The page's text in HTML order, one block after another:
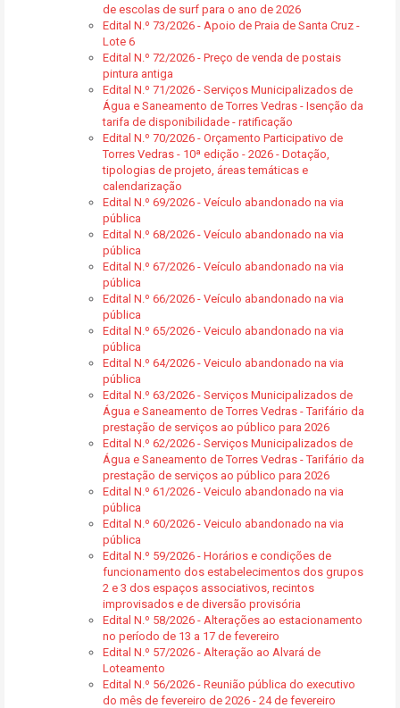
de escolas de surf para o ano de 2026
Edital N.º 73/2026 - Apoio de Praia de Santa Cruz -
Lote 6
Edital N.º 72/2026 - Preço de venda de postais
pintura antiga
Edital N.º 71/2026 - Serviços Municipalizados de
Água e Saneamento de Torres Vedras - Isenção da
tarifa de disponibilidade - ratificação
Edital N.º 70/2026 - Orçamento Participativo de
Torres Vedras - 10ª edição - 2026 - Dotação,
tipologias de projeto, áreas temáticas e
calendarização
Edital N.º 69/2026 - Veículo abandonado na via
pública
Edital N.º 68/2026 - Veículo abandonado na via
pública
Edital N.º 67/2026 - Veículo abandonado na via
pública
Edital N.º 66/2026 - Veículo abandonado na via
pública
Edital N.º 65/2026 - Veiculo abandonado na via
pública
Edital N.º 64/2026 - Veiculo abandonado na via
pública
Edital N.º 63/2026 - Serviços Municipalizados de
Água e Saneamento de Torres Vedras - Tarifário da
prestação de serviços ao público para 2026
Edital N.º 62/2026 - Serviços Municipalizados de
Água e Saneamento de Torres Vedras - Tarifário da
prestação de serviços ao público para 2026
Edital N.º 61/2026 - Veiculo abandonado na via
pública
Edital N.º 60/2026 - Veiculo abandonado na via
pública
Edital N.º 59/2026 - Horários e condições de
funcionamento dos estabelecimentos dos grupos
2 e 3 dos espaços associativos, recintos
improvisados e de diversão provisória
Edital N.º 58/2026 - Alterações ao estacionamento
no período de 13 a 17 de fevereiro
Edital N.º 57/2026 - Alteração ao Alvará de
Loteamento
Edital N.º 56/2026 - Reunião pública do executivo
do mês de fevereiro de 2026 - 24 de fevereiro